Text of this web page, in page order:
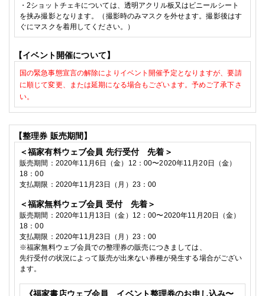
・2ショットチェキについては、透明アクリル板又はビニールシート
を挟み撮影となります。（ 撮影時のみマスクを外せます。撮影後はす
ぐにマスクを着用してください。）
【イベント開催について】
国の緊急事態宣言の解除によりイベント開催予定となりますが、要請
に順じて変更、または延期になる場合もございます。予めご了承下さ
い。
【整理券 販売期間】
＜福家有料ウェブ会員 先行受付 先着＞
販売期間： 2020年11 月6 日（金） 12 ： 00〜2020年11 月20日（金）
18 ：00
支払期限： 2020年11月23日（月） 23：00
＜福家無料ウェブ会員 受付 先着＞
販売期間： 2020年11 月13日（金） 12 ：00〜2020年11 月20日（金）
18 ：00
支払期限： 2020年11月23日（月） 23：00
※福家無料ウェブ会員での整理券の販売につきましては、
先行受付の状況によって販売が出来ない券種が発生する場合がござい
ます。
《福家書店ウェブ会員 イベント整理券のお申し込み〜